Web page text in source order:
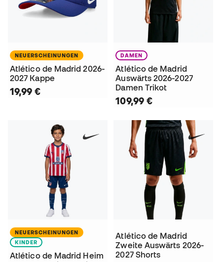
NEUERSCHEINUNGEN
Atlético de Madrid 2026-
2027 Kappe
19,99 €
DAMEN
Atlético de Madrid
Auswärts 2026-2027
Damen Trikot
109,99 €
NEUERSCHEINUNGEN
KINDER
Atlético de Madrid Heim
Atlético de Madrid
Zweite Auswärts 2026-
2027 Shorts